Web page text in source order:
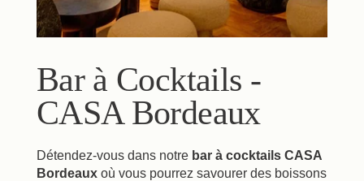
Bar à Cocktails -
CASA Bordeaux
Détendez-vous dans notrebar à cocktails CASA
Bordeaux où vous pourrez savourer des boissons